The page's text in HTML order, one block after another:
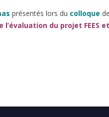
présentés lors du colloque
du projet FEES